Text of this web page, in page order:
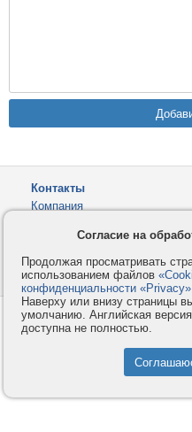
Контакты
Компания
© 2008-2026
Согласие на
Продолжая просматривать
использованием файлов
конфиденциальности «Privacy»
Наверху или внизу страницы
умолчанию. Английская
доступна не полностью.